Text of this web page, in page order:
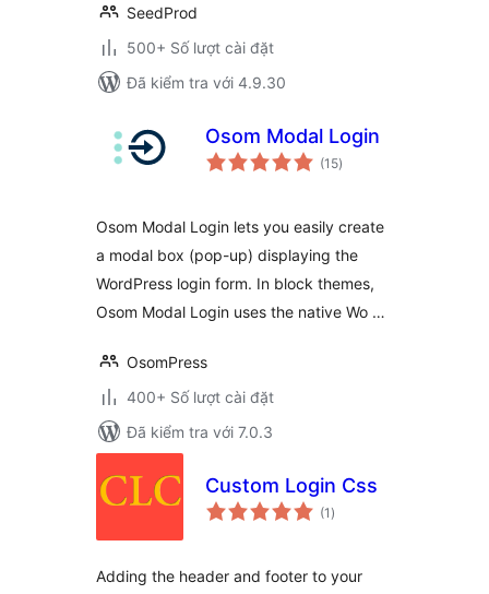
SeedProd
500+ Số lượt cài đặt
Đã kiểm tra với 4.9.30
Osom Modal Login
(15tổng
đánh
)
Osom Modal Login lets you easily create
a modal box (pop-up) displaying the
WordPress login form. In block themes,
Osom Modal Login uses the native Wo …
OsomPress
400+ Số lượt cài đặt
Đã kiểm tra với 7.0.3
Custom Login Css
(1 tổng
đánh
)
Adding the header and footer to your